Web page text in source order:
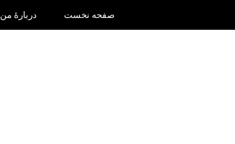
صفحه نخست دربارۀ من